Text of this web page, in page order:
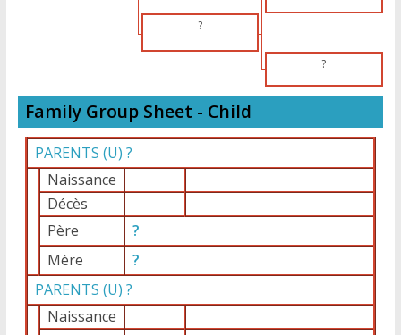
?
?
Family Group Sheet - Child
PARENTS (U) ?
Naissance
Décès
Père
?
Mère
?
PARENTS (U) ?
Naissance